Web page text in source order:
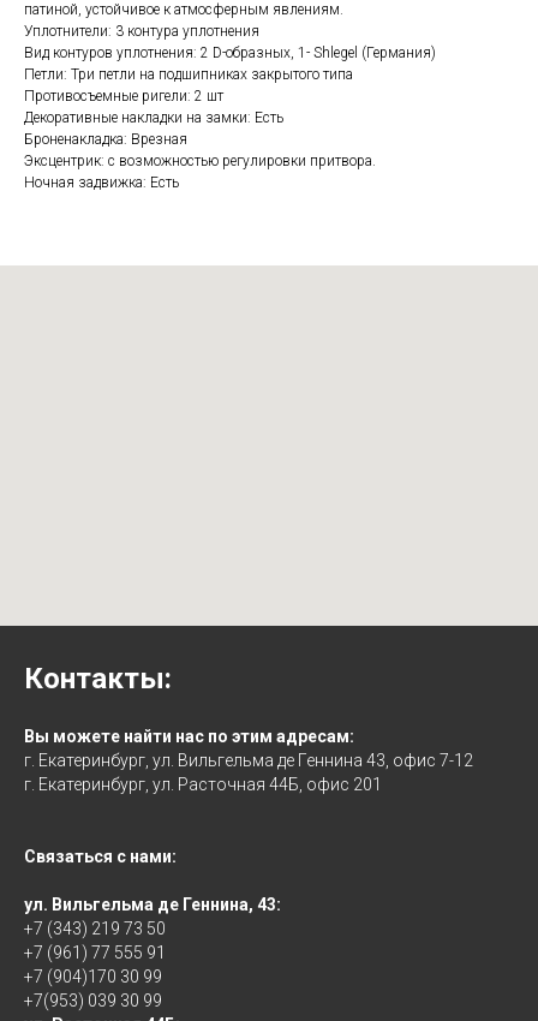
патиной, устойчивое к атмосферным явлениям.
Уплотнители: 3 контура уплотнения
Вид контуров уплотнения: 2 D-образных, 1- Shlegel (Германия)
Петли: Три петли на подшипниках закрытого типа
Противосъемные ригели: 2 шт
Декоративные накладки на замки: Есть
Броненакладка: Врезная
Эксцентрик: с возможностью регулировки притвора.
Ночная задвижка: Есть
Контакты:
Вы можете найти нас по этим адресам:
г. Екатеринбург, ул. Вильгельма де Геннина 43, офис 7-12
г. Екатеринбург, ул. Расточная 44Б, офис 201
Связаться с нами:
ул. Вильгельма де Геннина, 43:
+7 (343) 219 73 50
+7 (961) 77 555 91
+7 (904)170 30 99
+7(953) 039 30 99